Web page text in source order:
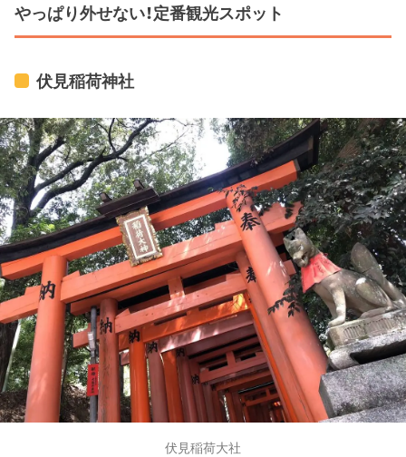
やっぱり外せない！定番観光スポット
伏見稲荷神社
伏見稲荷大社